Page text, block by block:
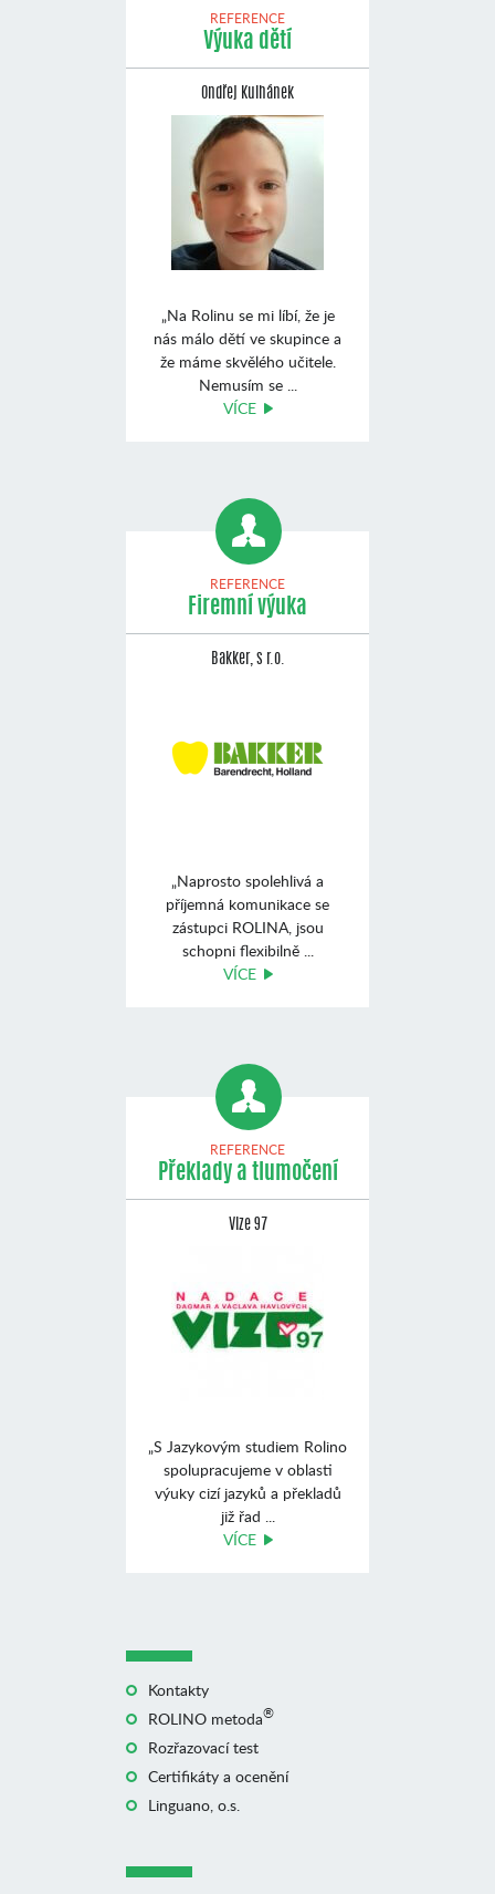
REFERENCE
Výuka dětí
Ondřej Kulhánek
„Na Rolinu se mi líbí, že je
nás málo dětí ve skupince a
že máme skvělého učitele.
Nemusím se ...
VÍCE
REFERENCE
Firemní výuka
Bakker, s r.o.
„Naprosto spolehlivá a
příjemná komunikace se
zástupci ROLINA, jsou
schopni flexibilně ...
VÍCE
REFERENCE
Překlady a tlumočení
Vize 97
„S Jazykovým studiem Rolino
spolupracujeme v oblasti
výuky cizí jazyků a překladů
již řad ...
VÍCE
Kontakty
ROLINO metoda®
Rozřazovací test
Certifikáty a ocenění
Linguano, o.s.